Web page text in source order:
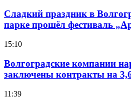
Сладкий праздник в
парке прошёл фестиваль
15:10
Волгоградские компании
заключены контракты на
11:39